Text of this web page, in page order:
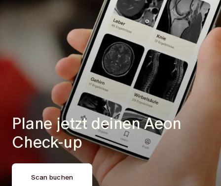
Plane jetzt deinenAeon
Check-up
Scan buchen